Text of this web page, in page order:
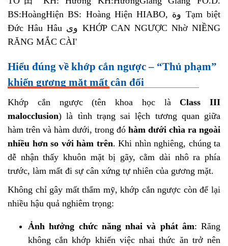
Hiểu đúng về khớp cắn ngược – “Thủ phạm”
khiến gương mặt mất cân đối
Khớp cắn ngược (tên khoa học làClass III
malocclusion) là tình trạng sai lệch tương quan giữa
hàm trên và hàm dưới, trong đó hàm dưới chìa ra ngoài
nhiều hơn so với hàm trên. Khi nhìn nghiêng, chúng ta
dễ nhận thấy khuôn mặt bị gãy, cằm dài nhô ra phía
trước, làm mất đi sự cân xứng tự nhiên của gương mặt.
Không chỉ gây mất thẩm mỹ, khớp cắn ngược còn để lại
nhiều hậu quả nghiêm trọng:
Ảnh hưởng chức năng nhai và phát âm: Răng
không cắn khớp khiến việc nhai thức ăn trở nên